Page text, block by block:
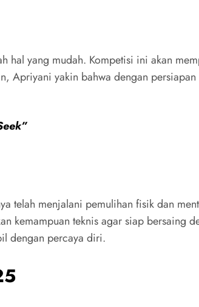
hal yang mudah. Kompetisi ini akan
Apriyani yakin bahwa dengan
telah menjalani pemulihan fisik dan
kemampuan teknis agar siap bersaing
dengan percaya diri.